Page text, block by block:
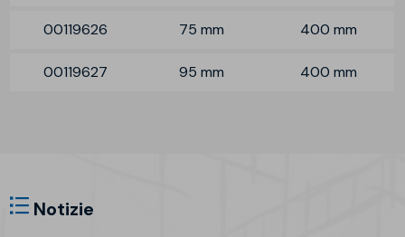
00119626 75 mm 400 mm
00119627 95 mm 400 mm
Notizie